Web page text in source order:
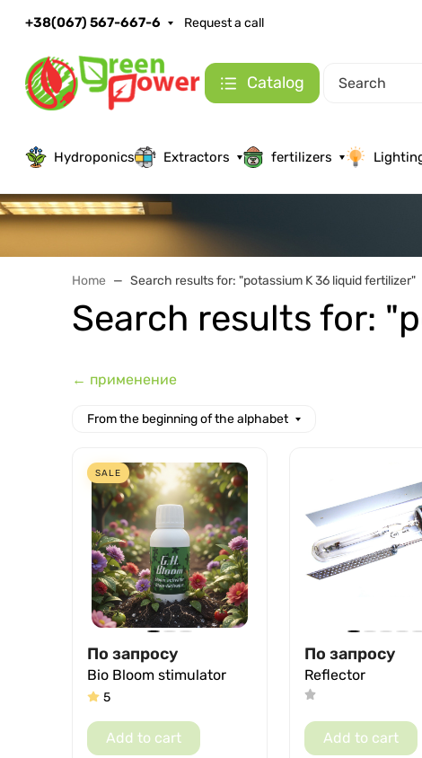
+38(067) 567-667-6 Request a call
Catalog
Hydroponics Extractors fertilizers
Home Search results for: "potassium K 36 liquid fertilizer"
Search results for:
← применение
From the beginning of the alphabet
SALE
По запросу
Bio Bloom stimulator
5
Add to cart
По запросу
Reflector
Add to cart